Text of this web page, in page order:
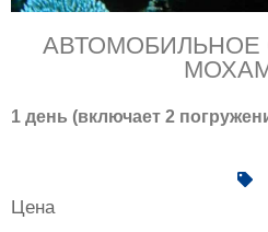
АВТОМОБИЛЬНОЕ
1 день (включает 2
Цена